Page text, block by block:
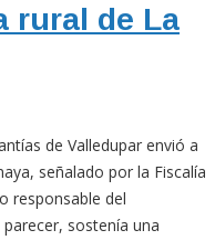
rural de La
de Valledupar envió a
señalado por la Fiscalía
responsable del
sostenía una